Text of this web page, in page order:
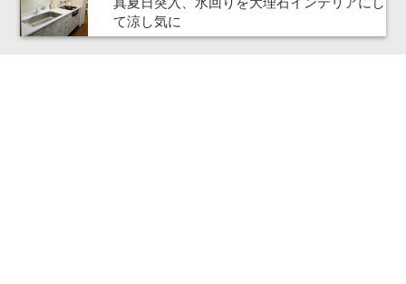
て涼し気に